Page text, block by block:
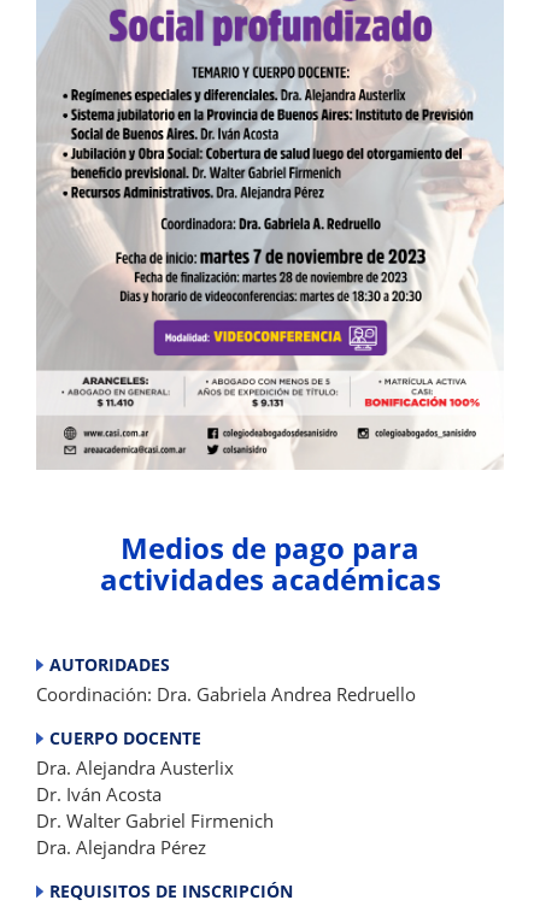
Medios de pago para
actividades académicas
AUTORIDADES
Coordinación: Dra. Gabriela Andrea Redruello
CUERPO DOCENTE
Dra. Alejandra Austerlix
Dr. Iván Acosta
Dr. Walter Gabriel Firmenich
Dra. Alejandra Pérez
REQUISITOS DE INSCRIPCIÓN